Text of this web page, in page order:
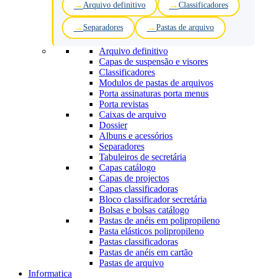
Arquivo definitivo Classificadores
Separadores Pastas de arquivo
Arquivo definitivo
Capas de suspensão e visores
Classificadores
Modulos de pastas de arquivos
Porta assinaturas porta menus
Porta revistas
Caixas de arquivo
Dossier
Albuns e acessórios
Separadores
Tabuleiros de secretária
Capas catálogo
Capas de projectos
Capas classificadoras
Bloco classificador secretária
Bolsas e bolsas catálogo
Pastas de anéis em polipropileno
Pasta elásticos polipropileno
Pastas classificadoras
Pastas de anéis em cartão
Pastas de arquivo
Informatica